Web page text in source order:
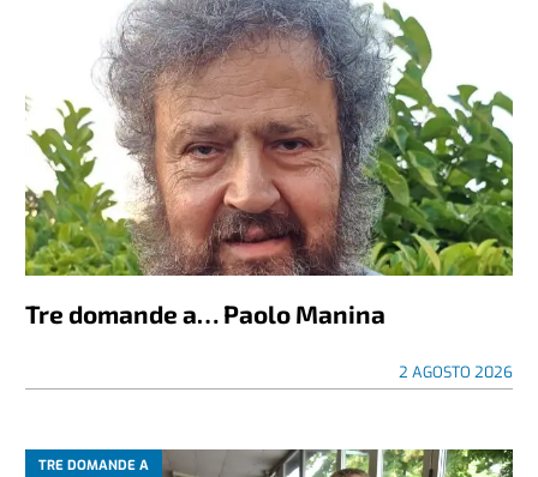
Tre domande a… Paolo Manina
2 AGOSTO 2026
TRE DOMANDE A